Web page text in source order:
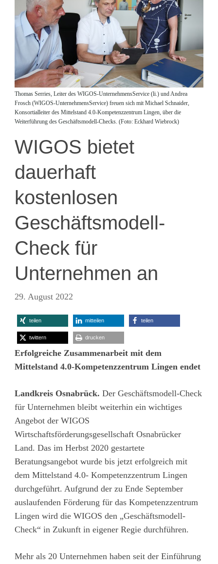
Thomas Serries, Leiter des WIGOS-UnternehmensService (li.) und Andrea
Frosch (WIGOS-UnternehmensService) freuen sich mit Michael Schnaider,
Konsortialleiter des Mittelstand 4.0-Kompetenzzentrum Lingen, über die
Weiterführung des Geschäftsmodell-Checks. (Foto: Eckhard Wiebrock)
WIGOS bietet
dauerhaft
kostenlosen
Geschäftsmodell-
Check für
Unternehmen an
29. August 2022
teilen mitteilen teilen
twittern drucken
Erfolgreiche Zusammenarbeit mit dem
Mittelstand 4.0-Kompetenzzentrum Lingen endet
Landkreis Osnabrück. Der Geschäftsmodell-Check
für Unternehmen bleibt weiterhin ein wichtiges
Angebot der WIGOS
Wirtschaftsförderungsgesellschaft Osnabrücker
Land. Das im Herbst 2020 gestartete
Beratungsangebot wurde bis jetzt erfolgreich mit
dem Mittelstand 4.0- Kompetenzzentrum Lingen
durchgeführt. Aufgrund der zu Ende September
auslaufenden Förderung für das Kompetenzzentrum
Lingen wird die WIGOS den „Geschäftsmodell-
Check“ in Zukunft in eigener Regie durchführen.
Mehr als 20 Unternehmen haben seit der Einführung